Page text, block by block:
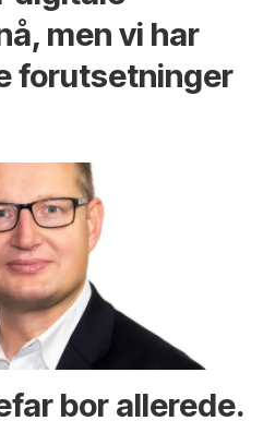
men vi har
forutsetninger
bor allerede.